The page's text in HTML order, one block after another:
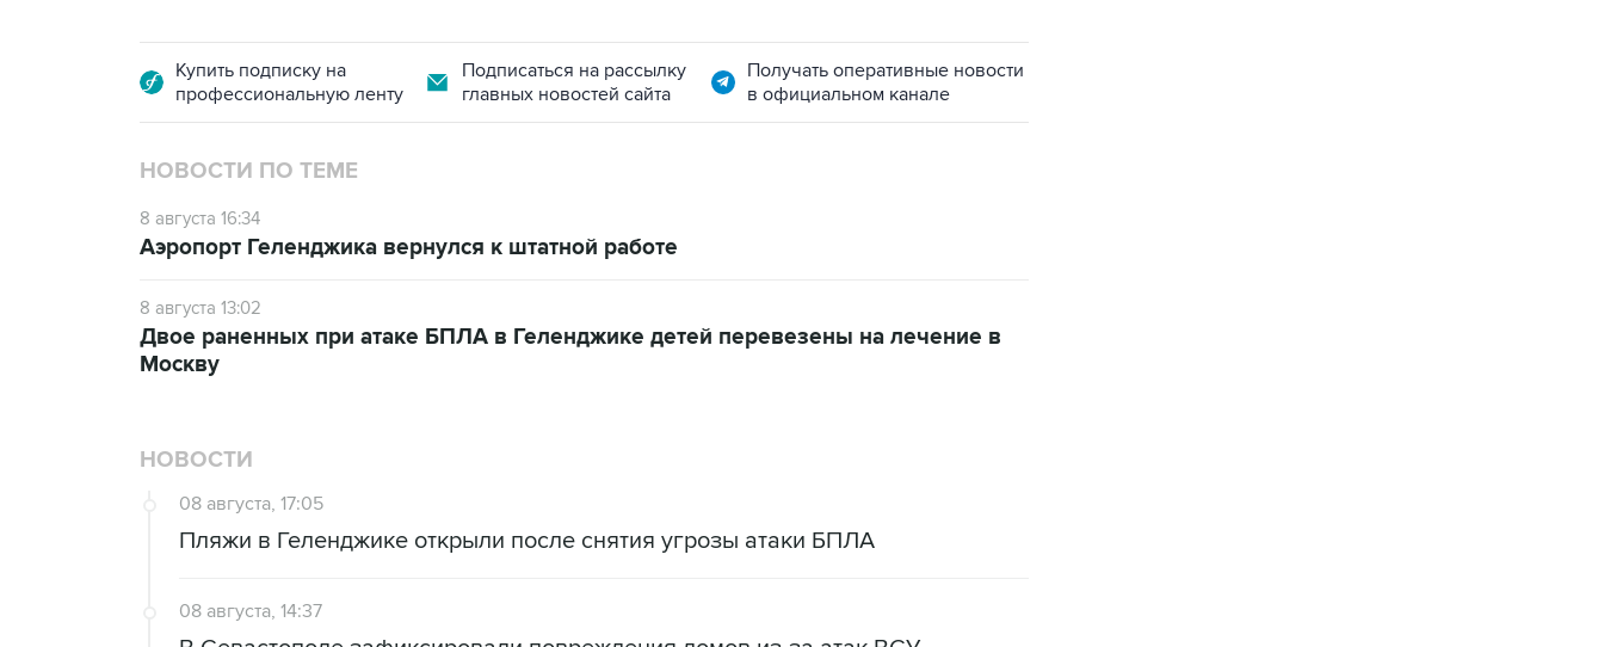
Купить подписку на
профессиональную ленту
Подписаться на рассылку
главных новостей сайта
Получать оперативные новости
в официальном канале
НОВОСТИ ПО ТЕМЕ
8 августа 16:34
Аэропорт Геленджика вернулся к штатной работе
8 августа 13:02
Двое раненных при атаке БПЛА в Геленджике детей перевезены на лечение в
Москву
НОВОСТИ
08 августа, 17:05
Пляжи в Геленджике открыли после снятия угрозы атаки БПЛА
08 августа, 14:37